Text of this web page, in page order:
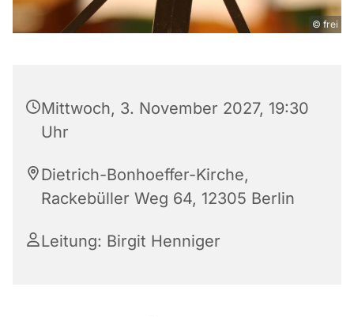
© frei
Mittwoch, 3. November 2027, 19:30
Uhr
Dietrich-Bonhoeffer-Kirche,
Rackebüller Weg 64, 12305 Berlin
Leitung: Birgit Henniger